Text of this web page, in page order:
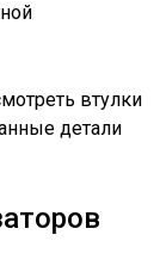
втулки
детали